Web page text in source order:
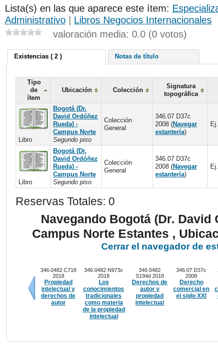
Lista(s) en las que aparece este ítem:
Administrativo
Libros Negocios Internacionales
valoración media: 0.0 (0 votos)
Existencias ( 2 ) Notas de título
Tipo
de
ítem
Ubicación Colección
Signatura
topográfica
Libro
Bogotá (Dr.
David Ordóñez
Rueda) -
Campus Norte
Segundo piso
Colección
General
346.07 D37c
2008 (Navegar
estantería)
Libro
Bogotá (Dr.
David Ordóñez
Rueda) -
Campus Norte
Segundo piso
Colección
General
346.07 D37c
2008 (Navegar
estantería)
Reservas Totales: 0
Navegando Bogotá (Dr. David
Campus Norte Estantes ,
Cerrar el navegador de
Anteriores
346.0482 C718
2018
Propiedad
intelectual y
derechos de
autor
346.0482 N973c
2018
Los
conocimientos
tradicionales
como materia
de la propiedad
intelectual
346.0482
S194d 2018
Derechos de
autor y
propiedad
intelectual
346.07 D37c
2008
Derecho
comercial en
el siglo XXI